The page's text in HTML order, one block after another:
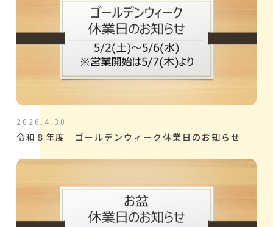
2026.4.30
令和８年度 ゴールデンウィーク休業日のお知らせ